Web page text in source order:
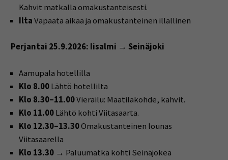
Kahvit matkalla omakustanteisesti.
IltaVapaata aikaa ja omakustanteinen illallinen
Perjantai 25.9.2026: Iisalmi → Seinäjoki
Aamupala hotellilla
Klo 8.00Lähtö hotellilta
Klo 8.30–11.00Vierailu: Maatilakohde, kahvit.
Klo 11.00Lähtö kohti Viitasaarta.
Klo 12.30–13.30Omakustanteinen lounas
Viitasaarella
Klo 13.30 → Paluumatka kohti Seinäjokea